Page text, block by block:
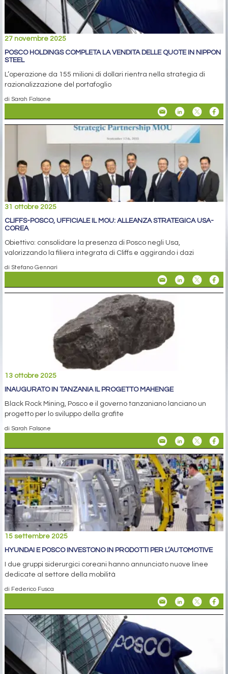
27 novembre 2025
POSCO HOLDINGS COMPLETA LA VENDITA DELLE QUOTE IN NIPPON
STEEL
L’operazione da 155 milioni di dollari rientra nella strategia di
razionalizzazione del portafoglio
di Sarah Falsone
31 ottobre 2025
CLIFFS-POSCO, UFFICIALE IL MOU: ALLEANZA STRATEGICA USA-
COREA
Obiettivo: consolidare la presenza di Posco negli Usa,
valorizzando la filiera integrata di Cliffs e aggirando i dazi
di Stefano Gennari
13 ottobre 2025
INAUGURATO IN TANZANIA IL PROGETTO MAHENGE
Black Rock Mining, Posco e il governo tanzaniano lanciano un
progetto per lo sviluppo della grafite
di Sarah Falsone
15 settembre 2025
HYUNDAI E POSCO INVESTONO IN PRODOTTI PER L’AUTOMOTIVE
I due gruppi siderurgici coreani hanno annunciato nuove linee
dedicate al settore della mobilità
di Federico Fusca